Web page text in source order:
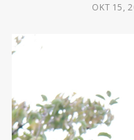
OKT 15,